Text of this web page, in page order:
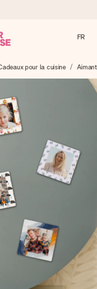
attention et l’envoyons
l’offrir au bon moment,
avis)
clients nous attribuent
(total de tous les
quelques étapes – avec
qui touche le cœur.
pour le moment idéal.
FR
pour la cuisine